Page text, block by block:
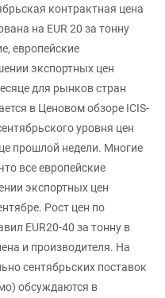
контрактная цена
на EUR 20 за тонну
европейские
экспортных цен
для рынков стран
в Ценовом обзоре ICIS-
уровня цен
прошлой недели. Многие
все европейские
экспортных цен
Рост цен по
EUR20-40 за тонну в
и производителя. На
сентябрьских поставок
обсуждаются в